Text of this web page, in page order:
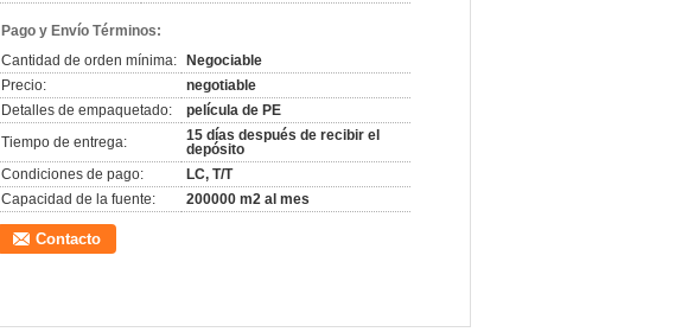
Pago y Envío Términos:
Cantidad de orden mínima:
Negociable
Precio:
negotiable
Detalles de empaquetado:
película de PE
Tiempo de entrega:
15 días después de recibir el
depósito
Condiciones de pago:
LC, T/T
Capacidad de la fuente:
200000 m2 al mes
Contacto